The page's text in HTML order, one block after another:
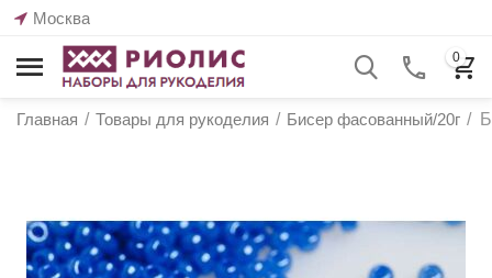
Москва
0
Главная / Товары для рукоделия / Бисер фасованный/20г /